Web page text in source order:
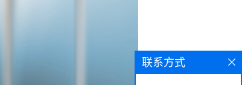
联系方式